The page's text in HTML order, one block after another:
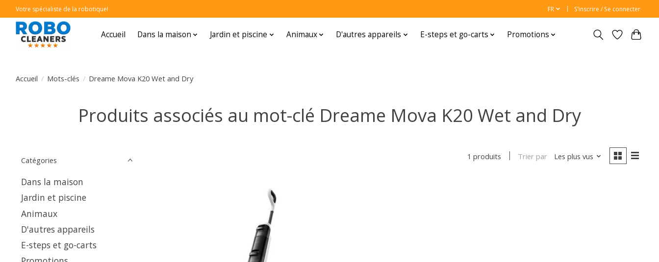
Votre spécialiste de la robotique! FR S’inscrire / Se connecter
Accueil Dans la maison Jardin et piscine Animaux D'autres appareils E-steps et go-carts Promotions
Accueil / Mots-clés / Dreame Mova K20 Wet and Dry
Produits associés au mot-clé Dreame Mova K20 Wet and Dry
Catégories
Dans la maison
Jardin et piscine
Animaux
D'autres appareils
E-steps et go-carts
1 produits Trier par Les plus vus